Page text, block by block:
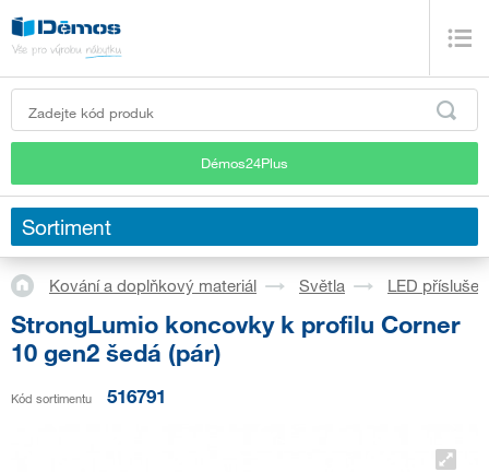
Démos24Plus
Sortiment
Kování a doplňkový materiál Světla LED
StrongLumio koncovky k profilu Corner
10 gen2 šedá (pár)
Kód sortimentu 516791